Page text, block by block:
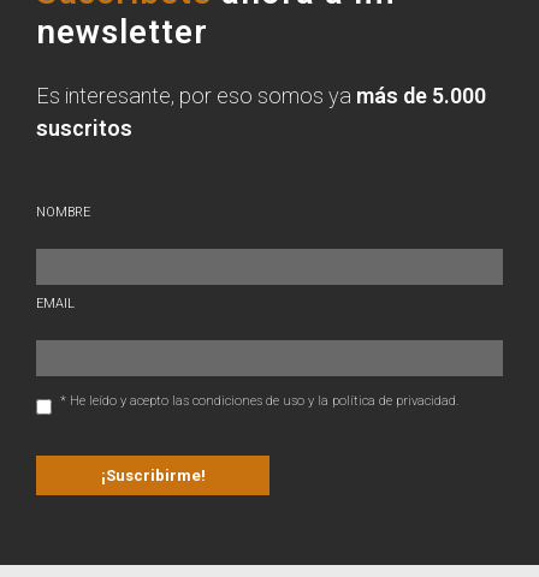
newsletter
Es interesante, por eso somos ya más de 5.000
suscritos
NOMBRE
EMAIL
* He leído y acepto las condiciones de uso y la política de privacidad.